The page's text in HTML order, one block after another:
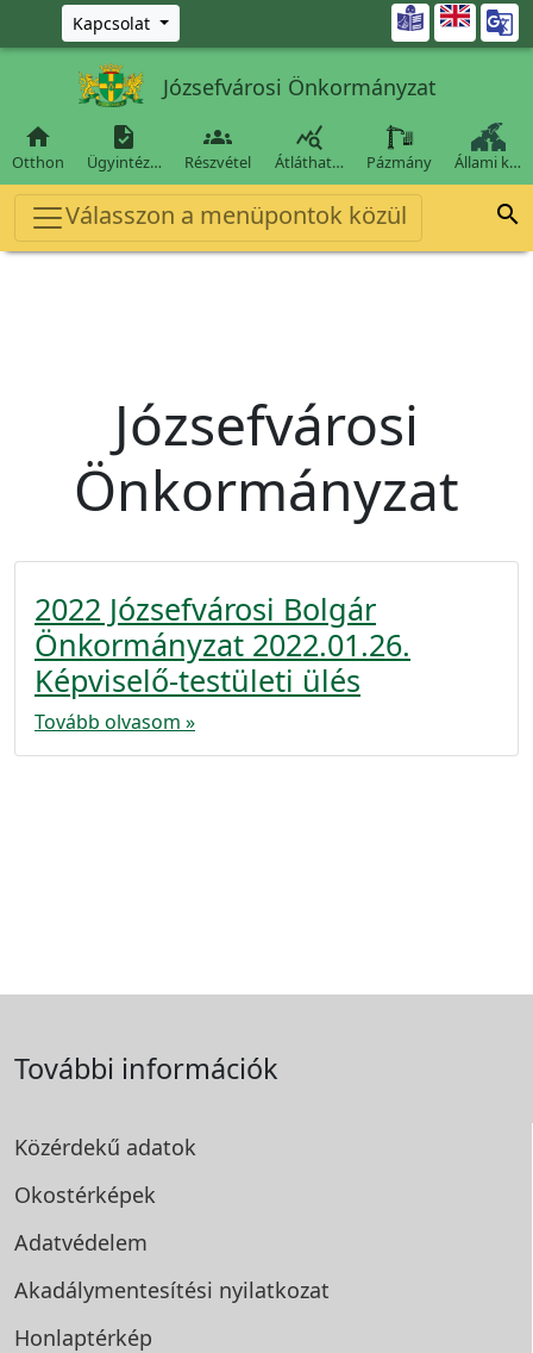
Ugrás a fő tartalomra
Kapcsolat 
Józsefvárosi Önkormányzat

Otthon

Ügyintéz…

Részvétel

Átláthat… Pázmány Állami k…
Válasszon a menüpontok közül 
Józsefvárosi
Önkormányzat
2022 Józsefvárosi Bolgár
Önkormányzat 2022.01.26.
Képviselő-testületi ülés
Tovább olvasom »
További információk
Közérdekű adatok
Okostérképek
Adatvédelem
Akadálymentesítési nyilatkozat
Honlaptérkép